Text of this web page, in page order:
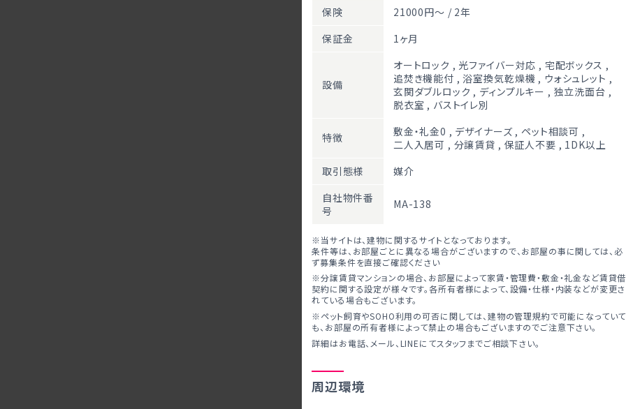
保険
21000円～ / 2年
保証金
1ヶ月
設備
オートロック , 光ファイバー対応 , 宅配ボックス ,
追焚き機能付 , 浴室換気乾燥機 , ウォシュレット ,
玄関ダブルロック , ディンプルキー , 独立洗面台 ,
脱衣室 , バストイレ別
特徴 敷金・礼金0 , デザイナーズ, ペット相談可 ,
二人入居可 , 分譲賃貸 , 保証人不要 , 1DK以上
取引態様
媒介
自社物件番
号
MA-138
※当サイトは、建物に関するサイトとなっております。
条件等は、お部屋ごとに異なる場合がございますので、お部屋の事に関しては、必
ず募集条件を直接ご確認ください
※分譲賃貸マンションの場合、お部屋によって家賃・管理費・敷金・礼金など賃貸借
契約に関する設定が様々です。各所有者様によって、設備・仕様・内装などが変更さ
れている場合もございます。
※ペット飼育やSOHO利用の可否に関しては、建物の管理規約で可能になっていて
も、お部屋の所有者様によって禁止の場合もございますのでご注意下さい。
詳細はお電話、メール、LINEにてスタッフまでご相談下さい。
周辺環境